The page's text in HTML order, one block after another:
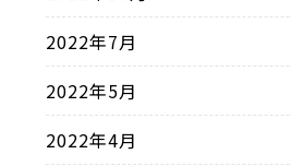
2022年7月
2022年5月
2022年4月